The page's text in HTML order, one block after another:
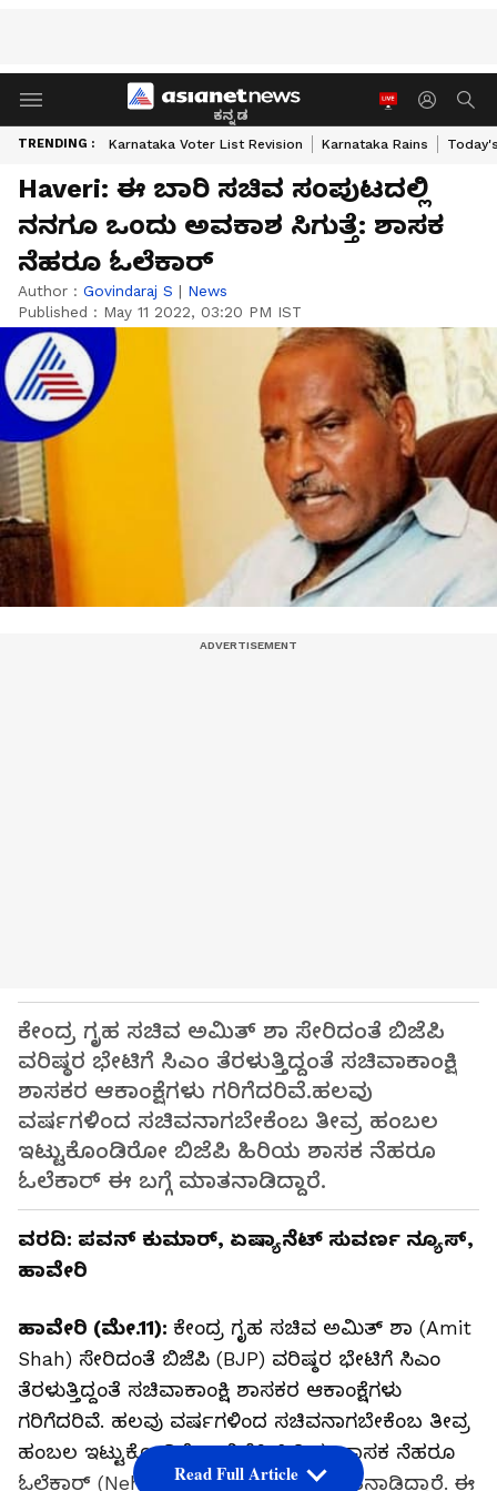
ಕನ್ನಡ
TRENDING : Karnataka Voter List Revision Karnataka Rains
Haveri: ಈ ಬಾರಿ ಸಚಿವ ಸಂಪುಟದಲ್ಲಿ
ನನಗೂ ಒಂದು ಅವಕಾಶ ಸಿಗುತ್ತೆ: ಶಾಸಕ
ನೆಹರೂ ಓಲೆಕಾರ್
Author : Govindaraj S | News
Published : May 11 2022, 03:20 PM IST
ಕೇಂದ್ರ ಗೃಹ ಸಚಿವ ಅಮಿತ್ ಶಾ ಸೇರಿದಂತೆ ಬಿಜೆಪಿ
ವರಿಷ್ಠರ ಭೇಟಿಗೆ ಸಿಎಂ ತೆರಳುತ್ತಿದ್ದಂತೆ ಸಚಿವಾಕಾಂಕ್ಷಿ
ಶಾಸಕರ ಆಕಾಂಕ್ಷೆಗಳು ಗರಿಗೆದರಿವೆ.ಹಲವು
ವರ್ಷಗಳಿಂದ ಸಚಿವನಾಗಬೇಕೆಂಬ ತೀವ್ರ ಹಂಬಲ
ಇಟ್ಟುಕೊಂಡಿರೋ ಬಿಜೆಪಿ ಹಿರಿಯ ಶಾಸಕ ನೆಹರೂ
ಓಲೆಕಾರ್ ಈ ಬಗ್ಗೆ ಮಾತನಾಡಿದ್ದಾರೆ.
ವರದಿ: ಪವನ್ ಕುಮಾರ್, ಏಷ್ಯಾನೆಟ್ ಸುವರ್ಣ ನ್ಯೂಸ್,
ಹಾವೇರಿ
ಹಾವೇರಿ (ಮೇ.11): ಕೇಂದ್ರ ಗೃಹ ಸಚಿವ ಅಮಿತ್ ಶಾ (Amit
Shah) ಸೇರಿದಂತೆ ಬಿಜೆಪಿ (BJP) ವರಿಷ್ಠರ ಭೇಟಿಗೆ ಸಿಎಂ
ತೆರಳುತ್ತಿದ್ದಂತೆ ಸಚಿವಾಕಾಂಕ್ಷಿ ಶಾಸಕರ ಆಕಾಂಕ್ಷೆಗಳು
ಗರಿಗೆದರಿವೆ. ಹಲವು ವರ್ಷಗಳಿಂದ ಸಚಿವನಾಗಬೇಕೆಂಬ ತೀವ್ರ
ಹಂಬಲ ಇಟ್ಟುಕೊಂಡಿರೋ ಬಿಜೆಪಿ ಹಿರಿಯ ಶಾಸಕ ನೆಹರೂ
ಓಲೆಕಾರ್ (Neharu Olekar) ಈ ಬಗ್ಗೆ ಮಾತನಾಡಿದ್ದಾರೆ. ಈ
Read Full Article